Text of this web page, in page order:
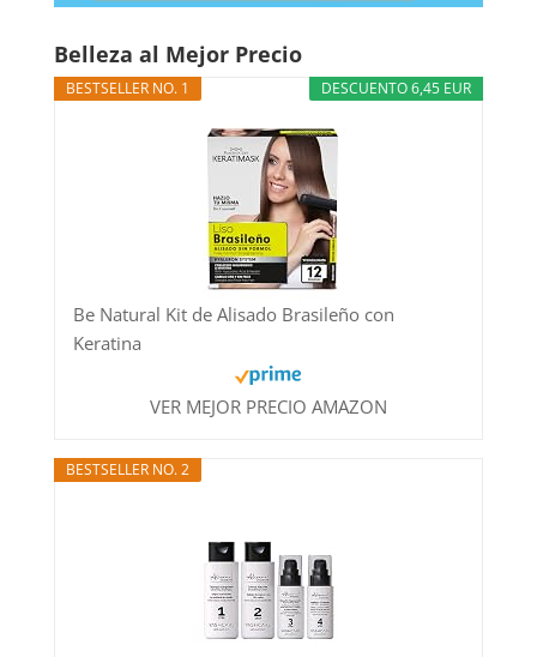
Belleza al Mejor Precio
DESCUENTO 6,45 EUR
BESTSELLER NO. 1
Be Natural Kit de Alisado Brasileño con
Keratina
VER MEJOR PRECIO AMAZON
BESTSELLER NO. 2